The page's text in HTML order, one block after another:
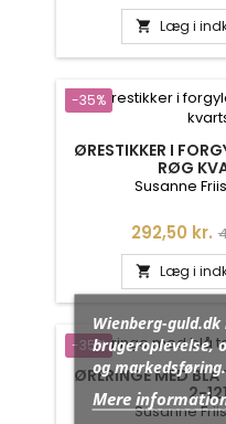
 Læg i
-35%
ØRESTIKKER I
RØG
Susanne
Pris
292,50 kr.
 Læg i
-35%
ØRERINGE MED
2-
Susanne
Wienberg-
brugeroplevelse,
og
Mere